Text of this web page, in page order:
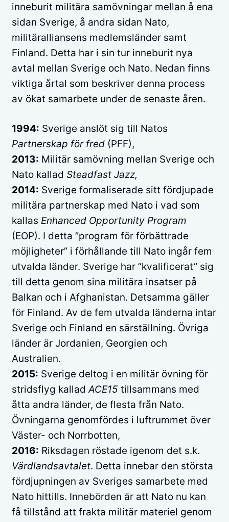
inneburit militära samövningar mellan å ena
sidan Sverige, å andra sidan Nato,
militäralliansens medlemsländer samt
Finland. Detta har i sin tur inneburit nya
avtal mellan Sverige och Nato. Nedan finns
viktiga årtal som beskriver denna process
av ökat samarbete under de senaste åren.
1994: Sverige anslöt sig till Natos
Partnerskap för fred (PFF),
2013: Militär samövning mellan Sverige och
Nato kallad Steadfast Jazz,
2014: Sverige formaliserade sitt fördjupade
militära partnerskap med Nato i vad som
kallas Enhanced Opportunity Program
(EOP). I detta ”program för förbättrade
möjligheter” i förhållande till Nato ingår fem
utvalda länder. Sverige har ”kvalificerat” sig
till detta genom sina militära insatser på
Balkan och i Afghanistan. Detsamma gäller
för Finland. Av de fem utvalda länderna intar
Sverige och Finland en särställning. Övriga
länder är Jordanien, Georgien och
Australien.
2015: Sverige deltog i en militär övning för
stridsflyg kalladACE15 tillsammans med
åtta andra länder, de flesta från Nato.
Övningarna genomfördes i luftrummet över
Väster- och Norrbotten,
2016: Riksdagen röstade igenom det s.k.
Värdlandsavtalet. Detta innebar den största
fördjupningen av Sveriges samarbete med
Nato hittills. Innebörden är att Nato nu kan
få tillstånd att frakta militär materiel genom